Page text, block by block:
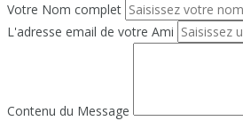
Votre Nom complet
L'adresse email de votre Ami
Contenu du Message